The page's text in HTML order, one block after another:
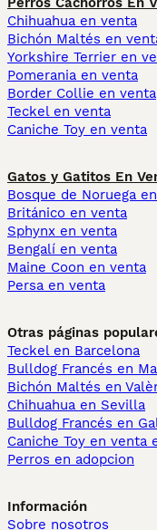
Chihuahua en venta
Bichón Maltés en
Yorkshire Terrier en
Pomerania en venta
Border Collie en venta
Teckel en venta
Caniche Toy en venta
Gatos y Gatitos En
Bosque de Noruega
Británico en venta
Sphynx en venta
Bengalí en venta
Maine Coon en venta
Persa en venta
Otras páginas
Teckel en Barcelona
Bulldog Francés en
Bichón Maltés en
Chihuahua en Sevilla
Bulldog Francés en
Caniche Toy en venta
Perros en adopcion
Información
Sobre nosotros